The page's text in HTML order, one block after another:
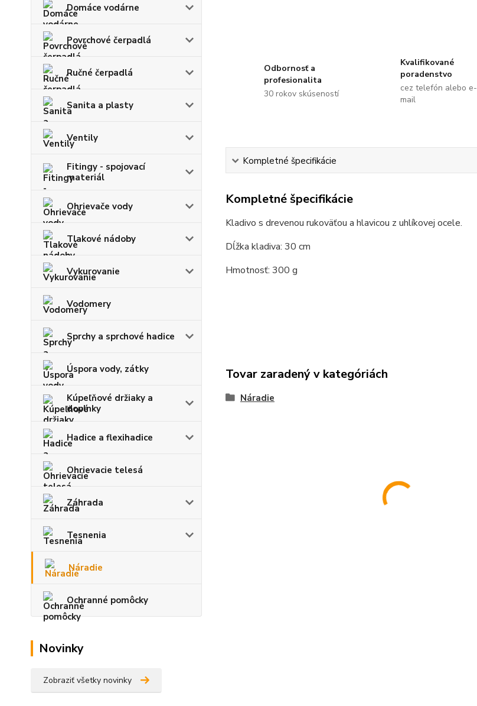
Domáce vodárne
Povrchové čerpadlá
Ručné čerpadlá
Sanita a plasty
Ventily
Fitingy - spojovací
materiál
Ohrievače vody
Tlakové nádoby
Vykurovanie
Vodomery
Sprchy a sprchové hadice
Úspora vody, zátky
Kúpeľňové držiaky a
doplnky
Hadice a flexihadice
Ohrievacie telesá
Záhrada
Tesnenia
Náradie
Ochranné pomôcky
Novinky
Zobraziť všetky novinky
Odbornosť a
profesionalita
30 rokov skúseností
Kvalifikované
poradenstvo
cez telefón alebo e-
mail
Kompletné špecifikácie
Kompletné špecifikácie
Kladivo s drevenou rukoväťou a hlavicou z uhlíkovej ocele.
Dĺžka kladiva: 30 cm
Hmotnosť: 300 g
Tovar zaradený v kategóriách
Náradie